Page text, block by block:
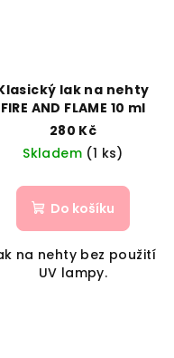
lak na nehty
FIRE AND FLAME 10 ml
280 Kč
Skladem (1 ks)
Do košíku
na nehty bez použití
UV lampy.